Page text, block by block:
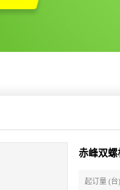
赤峰双螺
起订量 (台)